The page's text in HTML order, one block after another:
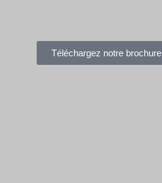
Téléchargez notre brochure